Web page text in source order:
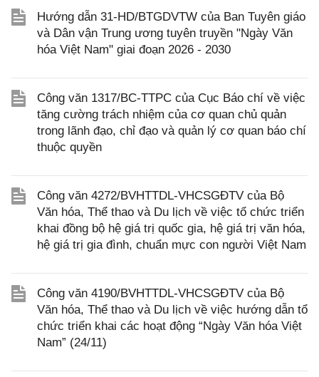
Hướng dẫn 31-HD/BTGDVTW của Ban Tuyên giáo
và Dân vận Trung ương tuyên truyền "Ngày Văn
hóa Việt Nam" giai đoạn 2026 - 2030
Công văn 1317/BC-TTPC của Cục Báo chí về việc
tăng cường trách nhiệm của cơ quan chủ quản
trong lãnh đạo, chỉ đạo và quản lý cơ quan báo chí
thuộc quyền
Công văn 4272/BVHTTDL-VHCSGĐTV của Bộ
Văn hóa, Thể thao và Du lịch về việc tổ chức triển
khai đồng bộ hệ giá trị quốc gia, hệ giá trị văn hóa,
hệ giá trị gia đình, chuẩn mực con người Việt Nam
Công văn 4190/BVHTTDL-VHCSGĐTV của Bộ
Văn hóa, Thể thao và Du lịch về việc hướng dẫn tổ
chức triển khai các hoạt động “Ngày Văn hóa Việt
Nam” (24/11)